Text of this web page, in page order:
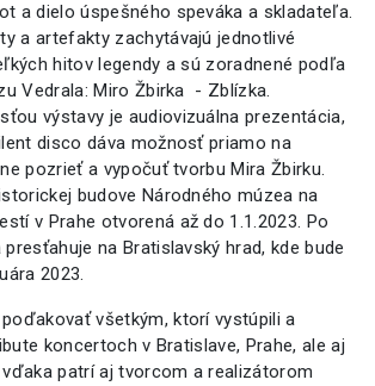
a dielo úspešného speváka a skladateľa.
a artefakty zachytávajú jednotlivé
hitov legendy a sú zoradnené podľa
Vedrala: Miro Žbirka - Zblízka.
výstavy je audiovizuálna prezentácia,
disco dáva možnosť priamo na
pozrieť a vypočuť tvorbu Mira Žbirku.
budove Národného múzea na
v Prahe otvorená až do 1.1.2023. Po
na Bratislavský hrad, kde bude
2023.
všetkým, ktorí vystúpili a
koncertoch v Bratislave, Prahe, ale aj
patrí aj tvorcom a realizátorom